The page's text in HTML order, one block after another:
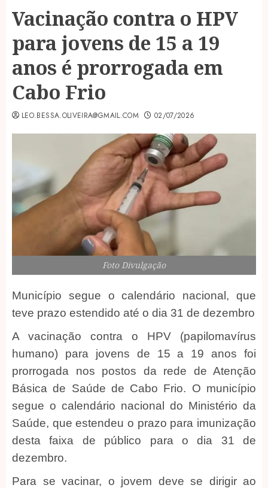
Vacinação contra o HPV
para jovens de 15 a 19
anos é prorrogada em
Cabo Frio
LEO.BESSA.OLIVEIRA@GMAIL.COM 02/07/2026
Foto Divulgação
Município segue o calendário nacional, que
teve prazo estendido até o dia 31 de dezembro
A vacinação contra o HPV (papilomavírus
humano) para jovens de 15 a 19 anos foi
prorrogada nos postos da rede de Atenção
Básica de Saúde de Cabo Frio. O município
segue o calendário nacional do Ministério da
Saúde, que estendeu o prazo para imunização
desta faixa de público para o dia 31 de
dezembro.
Para se vacinar, o jovem deve se dirigir ao